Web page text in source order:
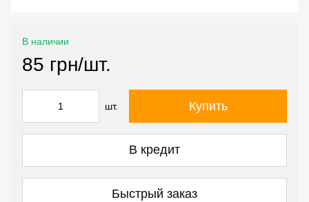
В наличии
85 грн/шт.
шт. Купить
В кредит
Быстрый заказ